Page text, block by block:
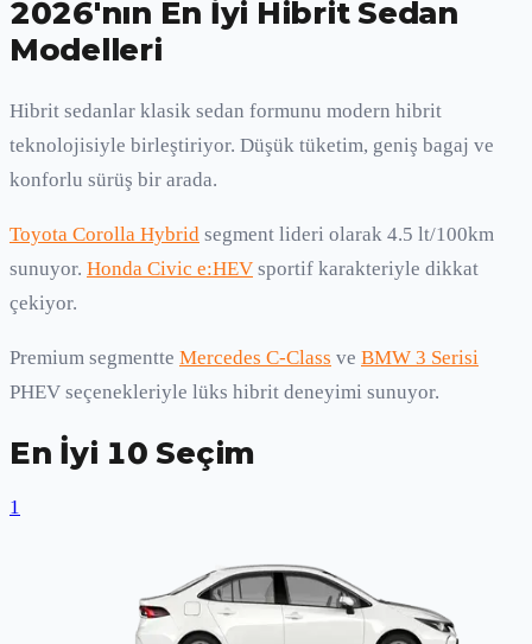
2026'nın En İyi Hibrit Sedan
Modelleri
Hibrit sedanlar klasik sedan formunu modern hibrit
teknolojisiyle birleştiriyor. Düşük tüketim, geniş bagaj ve
konforlu sürüş bir arada.
Toyota Corolla Hybrid segment lideri olarak 4.5 lt/100km
sunuyor. Honda Civic e:HEV sportif karakteriyle dikkat
çekiyor.
Premium segmentte Mercedes C-Class ve BMW 3 Serisi
PHEV seçenekleriyle lüks hibrit deneyimi sunuyor.
En İyi 10 Seçim
1